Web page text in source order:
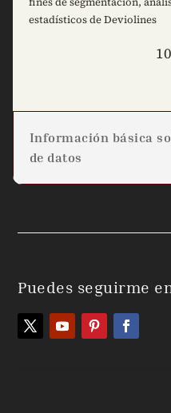
estadísticos de Deviolines
Información básica
de datos
Puedes seguirme